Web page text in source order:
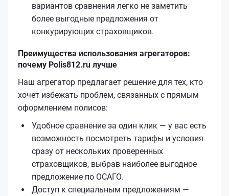
вариантов сравнения легко не заметить
более выгодные предложения от
конкурирующих страховщиков.
Преимущества использования агрегаторов:
почему Polis812.ru лучше
Наш агрегатор предлагает решение для тех, кто
хочет избежать проблем, связанных с прямым
оформлением полисов:
Удобное сравнение за один клик — у вас есть
возможность посмотреть тарифы и условия
сразу от нескольких проверенных
страховщиков, выбрав наиболее выгодное
предложение по ОСАГО.
Доступ к специальным предложениям —